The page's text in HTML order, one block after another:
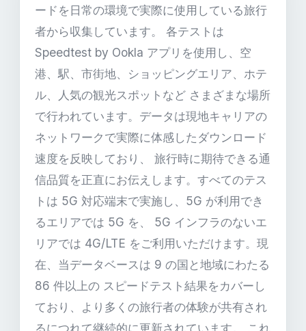
ードを日常の環境で実際に使用している旅行
者から収集しています。 各テストは
Speedtest by Ookla アプリを使用し、空
港、駅、市街地、ショッピングエリア、ホテ
ル、人気の観光スポットなど さまざまな場所
で行われています。データは現地キャリアの
ネットワークで実際に体感したダウンロード
速度を反映しており、 旅行時に期待できる通
信品質を正直にお伝えします。すべてのテス
トは 5G 対応端末で実施し、5G が利用でき
るエリアでは 5G を、 5G インフラのないエ
リアでは 4G/LTE をご利用いただけます。現
在、当データベースは 9 の国と地域にわたる
86 件以上の スピードテスト結果をカバーし
ており、より多くの旅行者の体験が共有され
るにつれて継続的に更新されています。 これ